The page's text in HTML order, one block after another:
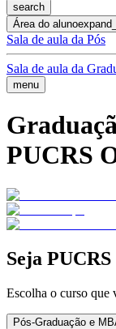
search
Área do aluno
Sala de aula da Pós
Sala de aula da
menu
PUCRS
Seja
Escolha o curso que
Pós-Graduação e